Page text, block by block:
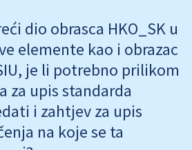
dio obrasca HKO_SK u
elemente kao i obrazac
je li potrebno prilikom
za upis standarda
i zahtjev za upis
na koje se ta